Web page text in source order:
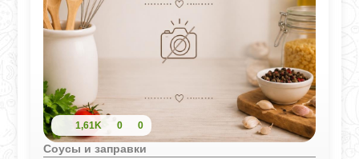
1,61K 0 0
Соусы и заправки